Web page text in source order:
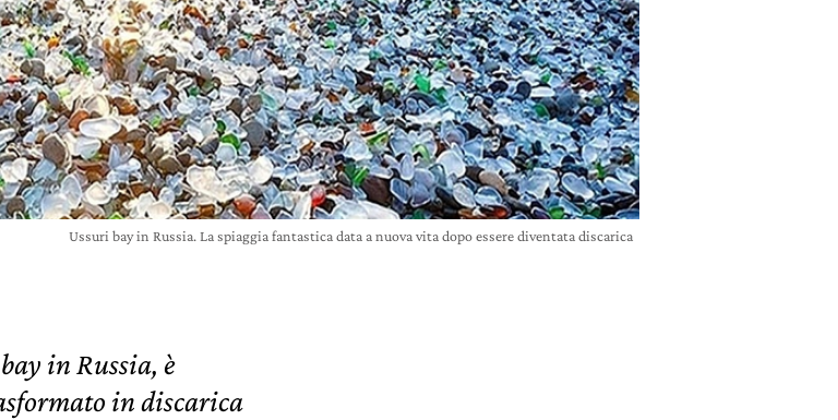
Ussuri bay in Russia. La spiaggia fantastica data a nuova vita dopo essere diventata discarica
in Russia, è
in discarica